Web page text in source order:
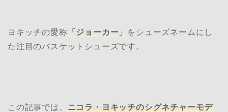
ヨキッチの愛称 「ジョーカー」
をシューズネームにし
た注目のバスケットシューズです。
この記事では、 ニコラ・ヨキッチのシグネチャーモデ